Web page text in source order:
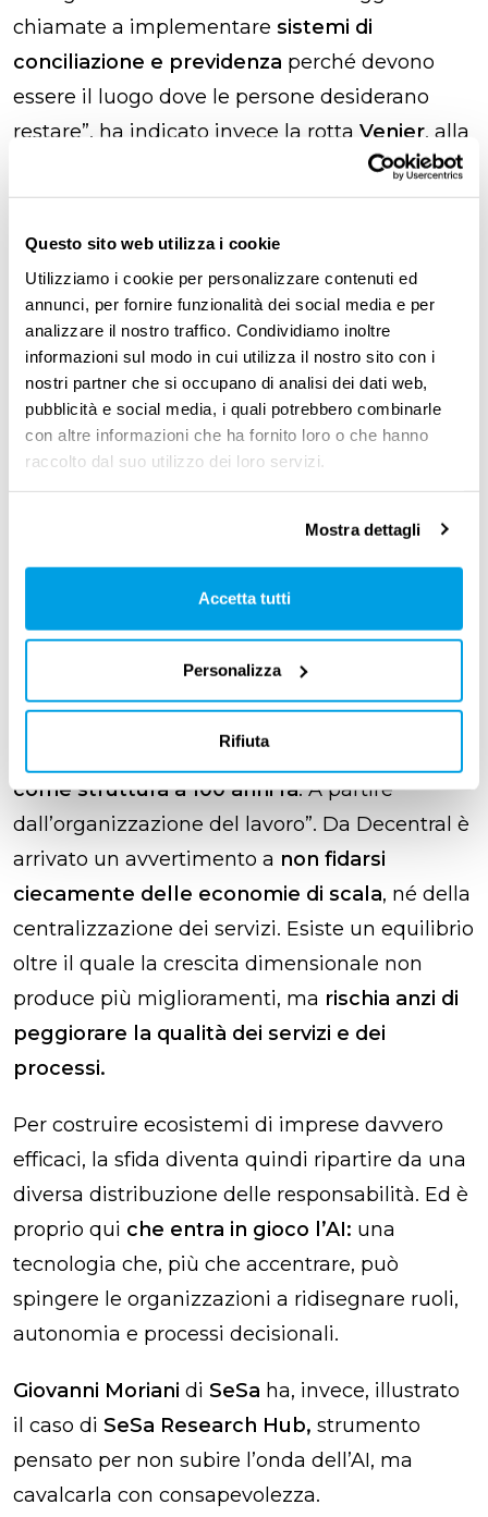
Questo sito web utilizza i cookie
Utilizziamo i cookie per personalizzare contenuti ed
annunci, per fornire funzionalità dei social media e per
analizzare il nostro traffico. Condividiamo inoltre
informazioni sul modo in cui utilizza il nostro sito con i
nostri partner che si occupano di analisi dei dati web,
pubblicità e social media, i quali potrebbero combinarle
con altre informazioni che ha fornito loro o che hanno
raccolto dal suo utilizzo dei loro servizi.
Mostra dettagli
Accetta tutti
Personalizza
Rifiuta
chiamate a implementare sistemi di
conciliazione e previdenza perché devono
essere il luogo dove le persone desiderano
restare”, ha indicato invece la rotta Venier, alla
guida di una tra le principali agenzie per il
lavoro in Italia.
Passando dalle parole ai fatti, nell’aprile del
2025Umana ha avviato un progetto che
coinvolge 1500 dipendenti nell’utilizzo di
Dritto, la piattaforma digitale di Laborability
per la ricerca di opportunità di welfare
pubblico.
ConLuna BianchieFrancesco Frugiueledi
si è quindi parlato del bisogno di
cui vengano ridistribuite l’autorità e le
responsabilità.
perché continua a basarsi su
paradigmi nati in un’altra epoca”, hanno
aziende sono identiche
come struttura a 100 anni fa. A partire
dall’organizzazione del lavoro”. Da Decentral è
arrivato un avvertimento a non fidarsi
ciecamente delle economie di scala, né della
centralizzazione dei servizi. Esiste un equilibrio
oltre il quale la crescita dimensionale non
produce più miglioramenti, ma rischia anzi di
peggiorare la qualità dei servizi e dei
processi.
Per costruire ecosistemi di imprese davvero
efficaci, la sfida diventa quindi ripartire da una
diversa distribuzione delle responsabilità. Ed è
proprio qui che entra in gioco l’AI: una
tecnologia che, più che accentrare, può
spingere le organizzazioni a ridisegnare ruoli,
autonomia e processi decisionali.
Giovanni Moriani di SeSa ha, invece, illustrato
il caso di SeSa Research Hub, strumento
pensato per non subire l’onda dell’AI, ma
cavalcarla con consapevolezza.